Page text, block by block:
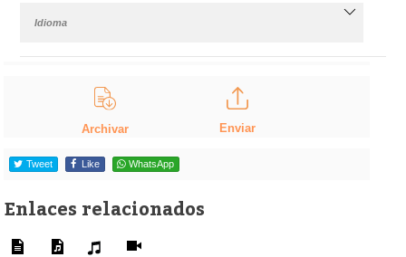
Idioma
Archivar Enviar
Tweet Like WhatsApp
Enlaces relacionados